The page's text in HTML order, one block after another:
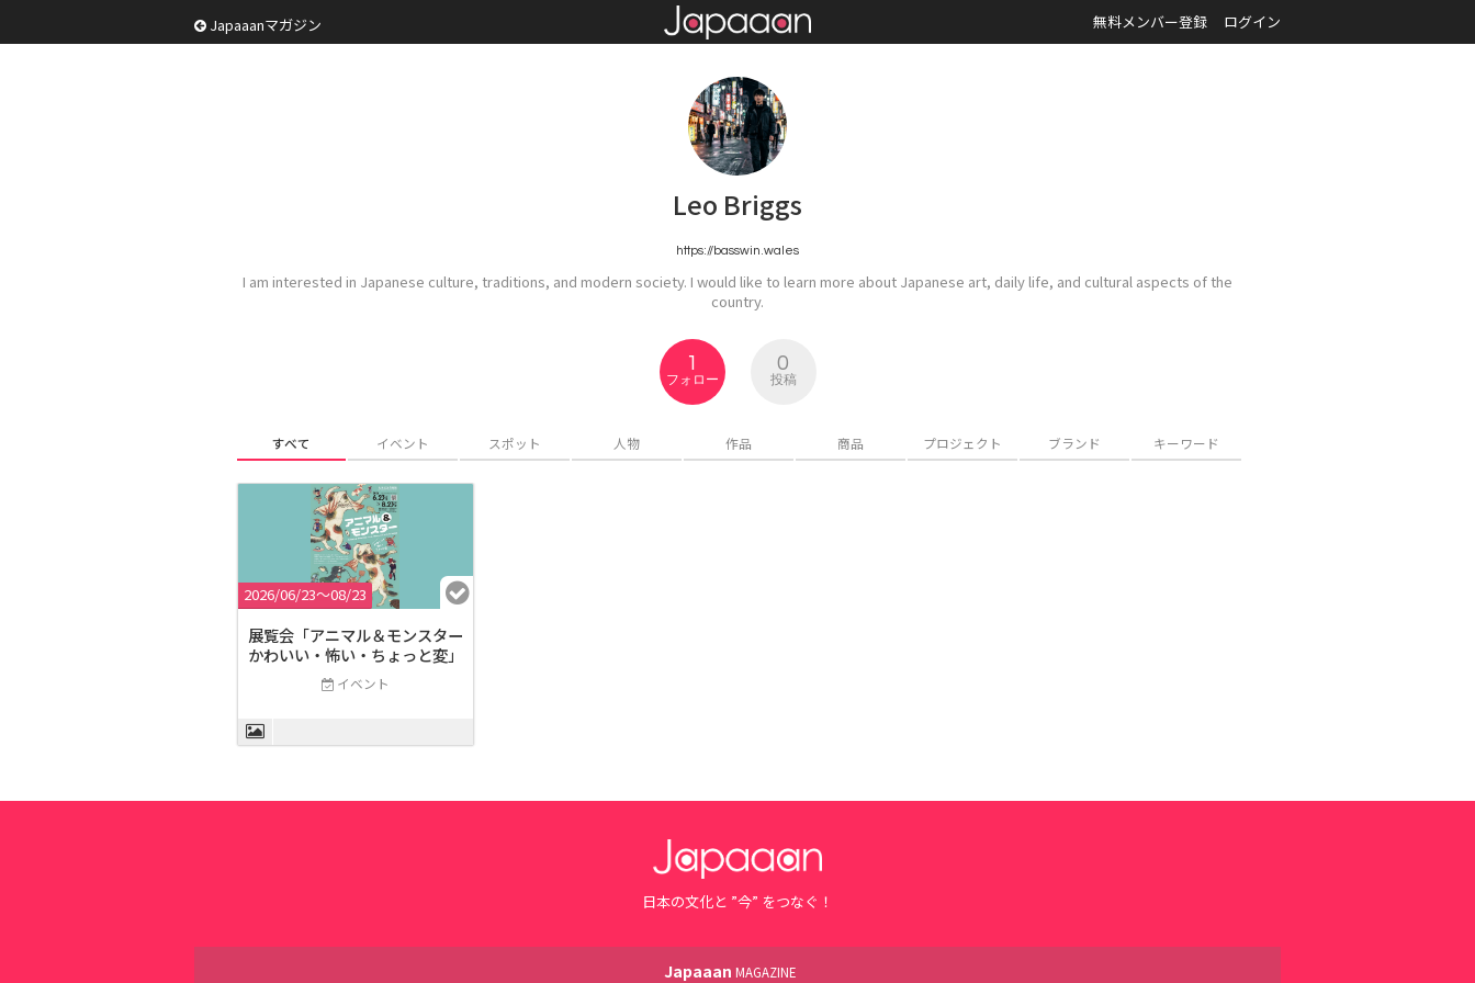
Japaaanマガジン 無料メンバー登録 ログイン
Leo Briggs
https://basswin.wales
I am interested in Japanese culture, traditions, and modern society. I would like to learn more about Japanese art, daily life, and cultural aspects of the
country.
1
フォロー
0
投稿
すべて イベント スポット 人物 作品 商品 プロジェクト ブランド キーワード
2026/06/23〜08/23
展覧会「アニマル＆モンスター
かわいい・怖い・ちょっと変」
イベント
日本の文化と ”今” をつなぐ！
Japaaan MAGAZINE